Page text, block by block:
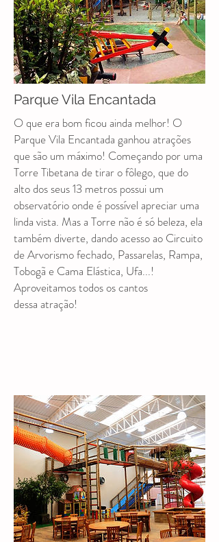
Parque Vila Encantada
O que era bom ficou ainda melhor! O
Parque Vila Encantada ganhou atrações
que são um máximo! Começando por uma
Torre Tibetana de tirar o fôlego, que do
alto dos seus 13 metros possui um
observatório onde é possível apreciar uma
linda vista. Mas a Torre não é só beleza, ela
também diverte, dando acesso ao Circuito
de Arvorismo fechado, Passarelas, Rampa,
Tobogã e Cama Elástica, Ufa...!
Aproveitamos todos os cantos
dessa atração!